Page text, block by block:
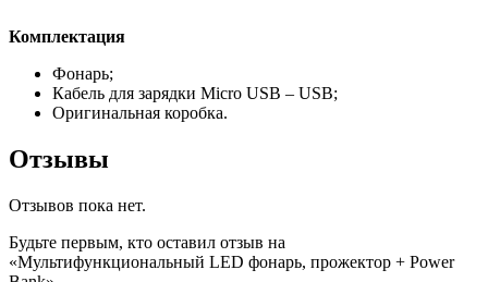
Комплектация
Фонарь;
Кабель для зарядки Micro USB – USB;
Оригинальная коробка.
Отзывы
Отзывов пока нет.
Будьте первым, кто оставил отзыв на
«Мультифункциональный LED фонарь, прожектор + Power